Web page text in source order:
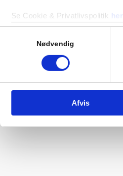
Se Cookie & Privatlivspolitik her
Nødvendig
Afvis